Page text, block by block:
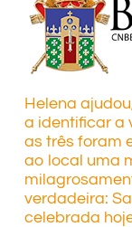
Helena
a identificar a
as três foram
ao local uma
verdadeira:
celebrada